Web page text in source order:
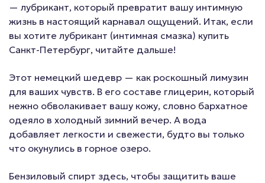
— лубрикант, который превратит вашу интимную
жизнь в настоящий карнавал ощущений. Итак, если
вы хотите лубрикант (интимная смазка) купить
Санкт-Петербург, читайте дальше!
Этот немецкий шедевр — как роскошный лимузин
для ваших чувств. В его составе глицерин, который
нежно обволакивает вашу кожу, словно бархатное
одеяло в холодный зимний вечер. А вода
добавляет легкости и свежести, будто вы только
что окунулись в горное озеро.
Бензиловый спирт здесь, чтобы защитить ваше